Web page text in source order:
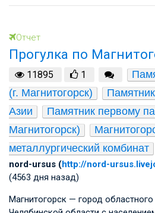
Отчет
Прогулка по
11895 1
(г. Магнитогорск)
Азии
Памятник первому
Магнитогорск)
металлургический комбинат
nord-ursus (http://nord-
(4563 дня назад)
Магнитогорск — город